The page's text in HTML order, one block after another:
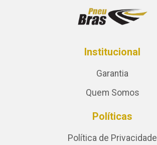
Institucional
Garantia
Quem Somos
Políticas
Política de Privacidade